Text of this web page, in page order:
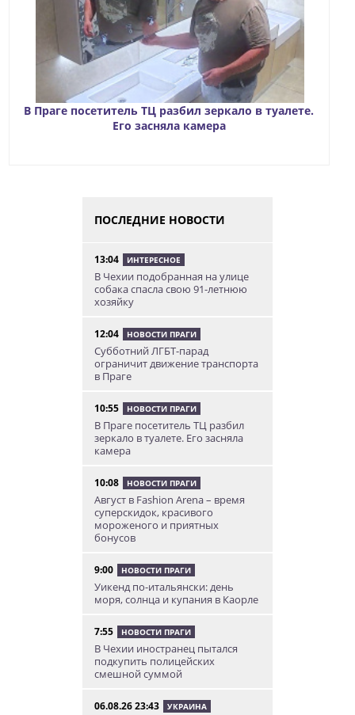
В Праге посетитель ТЦ разбил зеркало в туалете.
Его засняла камера
ПОСЛЕДНИЕ НОВОСТИ
13:04 ИНТЕРЕСНОЕ
В Чехии подобранная на улице
собака спасла свою 91-летнюю
хозяйку
12:04 НОВОСТИ ПРАГИ
Субботний ЛГБТ-парад
ограничит движение транспорта
в Праге
10:55 НОВОСТИ ПРАГИ
В Праге посетитель ТЦ разбил
зеркало в туалете. Его засняла
камера
10:08 НОВОСТИ ПРАГИ
Август в Fashion Arena – время
суперскидок, красивого
мороженого и приятных
бонусов
9:00 НОВОСТИ ПРАГИ
Уикенд по-итальянски: день
моря, солнца и купания в Каорле
7:55 НОВОСТИ ПРАГИ
В Чехии иностранец пытался
подкупить полицейских
смешной суммой
06.08.26 23:43 УКРАИНА